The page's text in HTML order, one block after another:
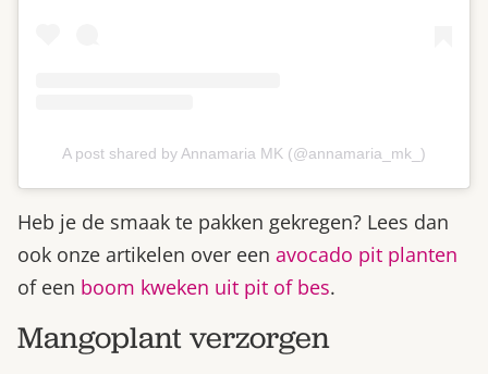
A post shared by Annamaria MK (@annamaria_mk_)
Heb je de smaak te pakken gekregen? Lees dan
ook onze artikelen over een avocado pit planten
of een boom kweken uit pit of bes.
Mangoplant verzorgen